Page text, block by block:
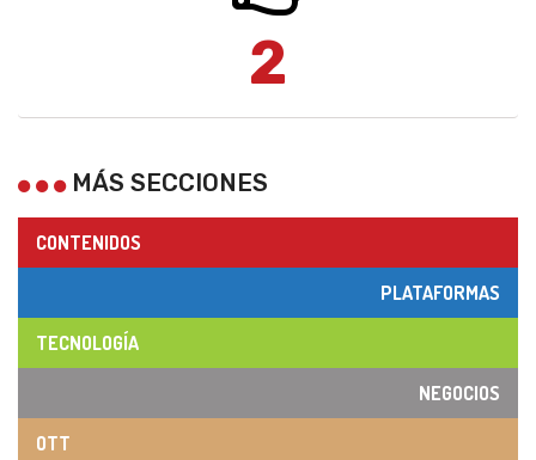
2
MÁS SECCIONES
CONTENIDOS
PLATAFORMAS
TECNOLOGÍA
NEGOCIOS
OTT